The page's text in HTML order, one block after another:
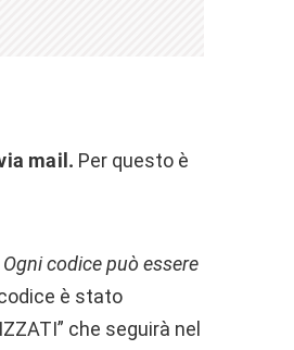
mail. Per questo è
codice può essere
è stato
che seguirà nel